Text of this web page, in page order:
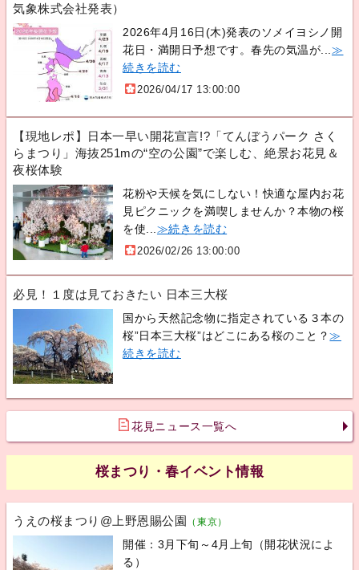
気象株式会社発表）
2026年4月16日(木)発表のソメイヨシノ開
花日・満開日予想です。春先の気温が... ≫
続きを読む
2026/04/17 13:00:00
【現地レポ】日本一早い開花宣言!?「てんぼうパーク さく
らまつり」海抜251mの“空の公園”で楽しむ、絶景お花見＆
夜桜体験
花粉や天候を気にしない！快適な屋内お花
見ピクニックを満喫しませんか？本物の桜
を使... ≫続きを読む
2026/02/26 13:00:00
必見！１度は見ておきたい 日本三大桜
国から天然記念物に指定されている３本の
桜”日本三大桜”はどこにある桜のこと？≫
続きを読む
花見ニュース一覧へ
桜まつり・春イベント情報
うえの桜まつり@上野恩賜公園 （東京）
開催：3月下旬～4月上旬（開花状況によ
る）